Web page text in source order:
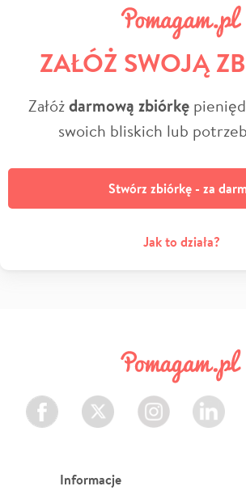
ZAŁÓŻ SWOJĄ
Załóżdarmową zbiórkę
swoich bliskich lub
Stwórz zbiórkę - za
Jak to działa?
Facebook Twitter Instagram LinkedIn
Informacje